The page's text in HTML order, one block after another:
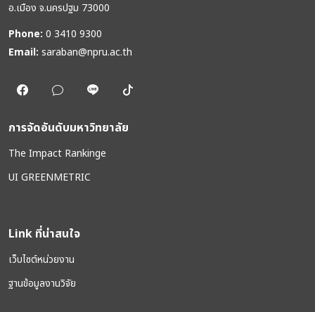
อ.เมือง จ.นครปฐม 73000
Phone: 0 3410 9300
Email: saraban@npru.ac.th
การจัดอันดับมหาวิทยาลัย
The Impact Rankinge
UI GREENMETRIC
Link ที่น่าสนใจ
เว็บไซต์หน่วยงาน
ฐานข้อมูลงานวิจัย